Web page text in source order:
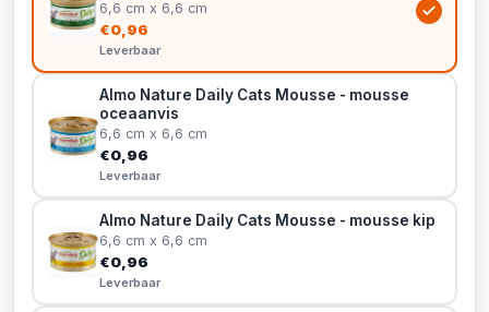
6,6 cm x 6,6 cm
€0,96
Leverbaar
Almo Nature Daily Cats Mousse - mousse
oceaanvis
6,6 cm x 6,6 cm
€0,96
Leverbaar
Almo Nature Daily Cats Mousse - mousse kip
6,6 cm x 6,6 cm
€0,96
Leverbaar